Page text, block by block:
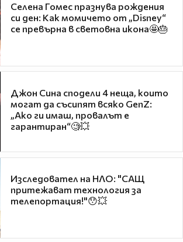
Селена Гомес празнува рождения
си ден: Как момичето от „Disney“
се превърна в световна икона🤩🎂
Джон Сина сподели 4 неща, които
могат да съсипят всяко GenZ:
„Ако ги имаш, провалът е
гарантиран“🧐💥
Изследовател на НЛО: "САЩ
притежават технология за
телепортация!"😯💥